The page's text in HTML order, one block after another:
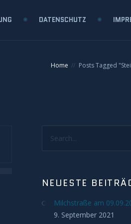
DATENSCHUTZ
Home Posts Tagged
NEUESTE
Milchstraße am
9. September 2021